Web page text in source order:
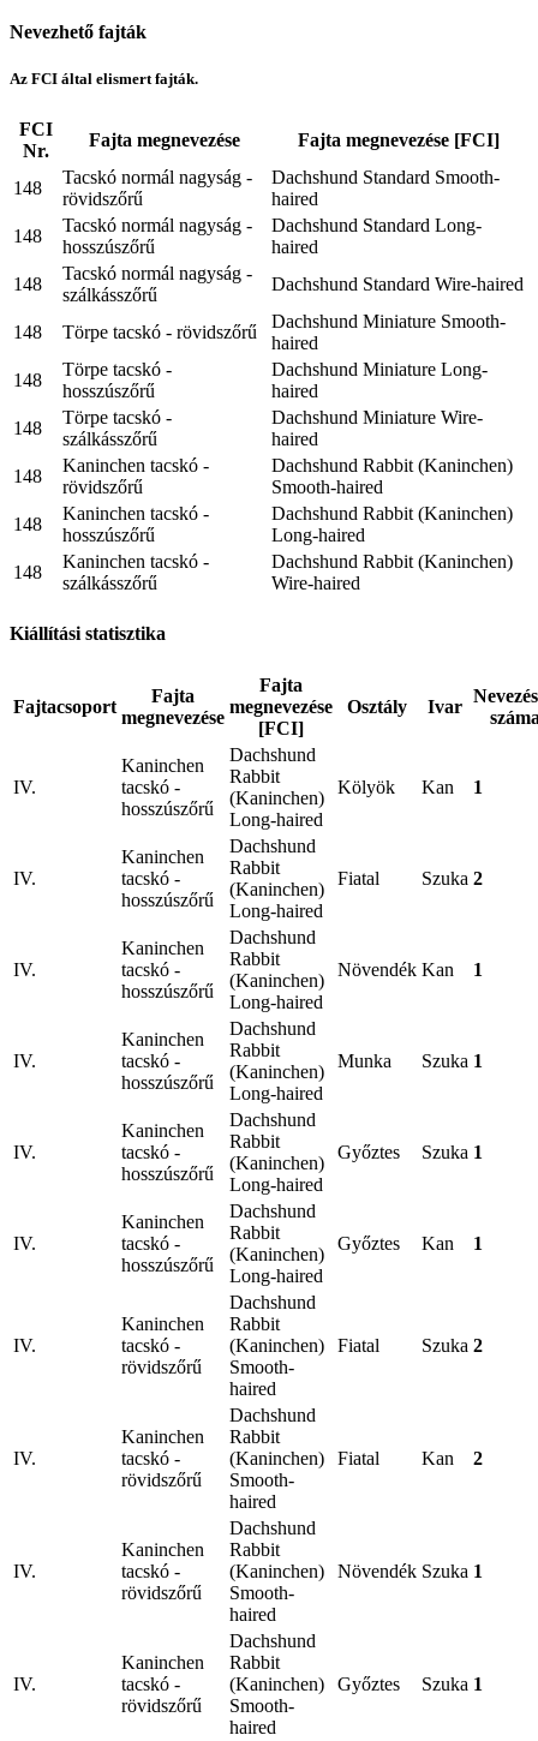
Nevezhető fajták
Az FCI által elismert fajták.
FCI
Nr.
Fajta megnevezése Fajta megnevezése [FCI]
148
Tacskó normál nagyság -
rövidszőrű
Dachshund Standard Smooth-
haired
148
Tacskó normál nagyság -
hosszúszőrű
Dachshund Standard Long-
haired
148
Tacskó normál nagyság -
szálkásszőrű
Dachshund Standard Wire-haired
148 Törpe tacskó - rövidszőrű
Dachshund Miniature Smooth-
haired
148
Törpe tacskó -
hosszúszőrű
Dachshund Miniature Long-
haired
148
Törpe tacskó -
szálkásszőrű
Dachshund Miniature Wire-
haired
148
Kaninchen tacskó -
rövidszőrű
Dachshund Rabbit (Kaninchen)
Smooth-haired
148
Kaninchen tacskó -
hosszúszőrű
Dachshund Rabbit (Kaninchen)
Long-haired
148
Kaninchen tacskó -
szálkásszőrű
Dachshund Rabbit (Kaninchen)
Wire-haired
Kiállítási statisztika
Fajtacsoport
Fajta
megnevezése
Fajta
megnevezése
[FCI]
Osztály Ivar
IV.
Kaninchen
tacskó -
hosszúszőrű
Dachshund
Rabbit
(Kaninchen)
Long-haired
Kölyök Kan 1
IV.
Kaninchen
tacskó -
hosszúszőrű
Dachshund
Rabbit
(Kaninchen)
Long-haired
Fiatal Szuka 2
IV.
Kaninchen
tacskó -
hosszúszőrű
Dachshund
Rabbit
(Kaninchen)
Long-haired
Növendék Kan 1
IV.
Kaninchen
tacskó -
hosszúszőrű
Dachshund
Rabbit
(Kaninchen)
Long-haired
Munka Szuka 1
IV.
Kaninchen
tacskó -
hosszúszőrű
Dachshund
Rabbit
(Kaninchen)
Long-haired
Győztes Szuka 1
IV.
Kaninchen
tacskó -
hosszúszőrű
Dachshund
Rabbit
(Kaninchen)
Long-haired
Győztes Kan 1
IV.
Kaninchen
tacskó -
rövidszőrű
Dachshund
Rabbit
(Kaninchen)
Smooth-
haired
Fiatal Szuka 2
IV.
Kaninchen
tacskó -
rövidszőrű
Dachshund
Rabbit
(Kaninchen)
Smooth-
haired
Fiatal Kan 2
IV.
Kaninchen
tacskó -
rövidszőrű
Dachshund
Rabbit
(Kaninchen)
Smooth-
haired
Növendék Szuka 1
IV.
Kaninchen
tacskó -
rövidszőrű
Dachshund
Rabbit
(Kaninchen)
Smooth-
haired
Győztes Szuka 1